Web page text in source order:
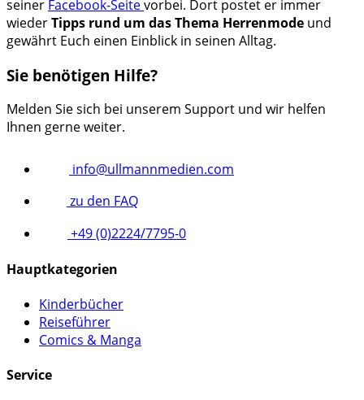
seiner Facebook-Seitevorbei. Dort postet er immer
wiederTipps rund um das Thema Herrenmode und
gewährt Euch einen Einblick in seinen Alltag.
Sie benötigen Hilfe?
Melden Sie sich bei unserem Support und wir helfen
Ihnen gerne weiter.
info@ullmannmedien.com
zu den FAQ
+49 (0)2224/7795-0
Hauptkategorien
Kinderbücher
Reiseführer
Comics & Manga
Service